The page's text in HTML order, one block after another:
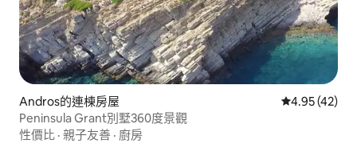
Andros的連棟房屋 從 42 則評價
4.95 (42)
Peninsula Grant別墅360度景觀
性價比 · 親子友善 · 廚房